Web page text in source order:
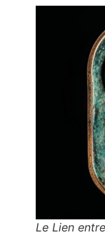
Le Lien